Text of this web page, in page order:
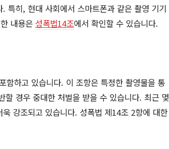
특히, 현대 사회에서 스마트폰과 같은 촬영 기기
내용은 성폭법14조에서 확인할 수 있습니다.
함하고 있습니다. 이 조항은 특정한 촬영물을 통
경우 중대한 처벌을 받을 수 있습니다. 최근 몇
강조되고 있습니다. 성폭법 제14조 2항에 대한